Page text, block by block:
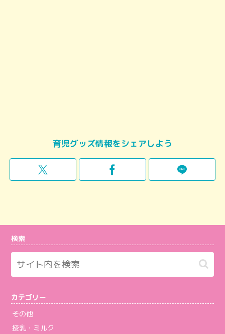
育児グッズ情報をシェアしよう
検索
カテゴリー
その他
授乳・ミルク